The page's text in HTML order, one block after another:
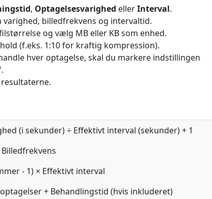
, Optagelsesvarighed ellerInterval.
billedfrekvens og intervaltid.
og vælg MB eller KB som enhed.
(f.eks. 1:10 for kraftig kompression).
hver optagelse, skal du markere indstillingen
(i sekunder) ÷ Effektivt interval (sekunder) + 1
- 1) × Effektivt interval
+ Behandlingstid (hvis inkluderet)